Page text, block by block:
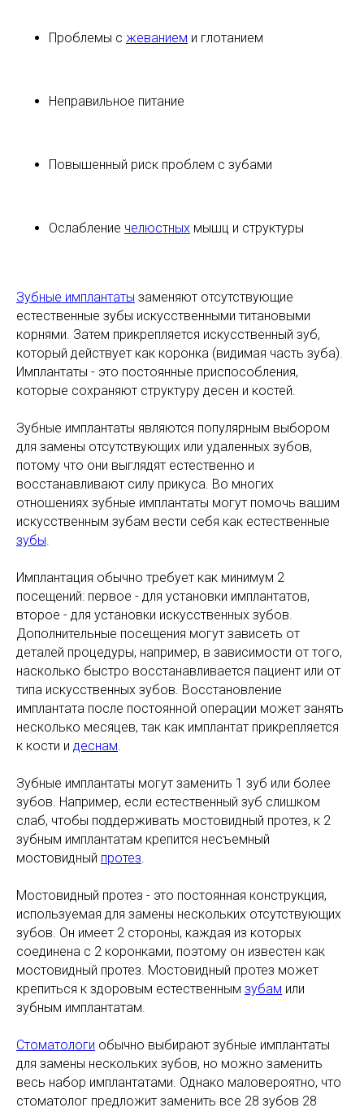
Проблемы с жеванием и глотанием
Неправильное питание
Повышенный риск проблем с зубами
Ослабление челюстных мышц и структуры
Зубные имплантаты заменяют отсутствующие
естественные зубы искусственными титановыми
корнями. Затем прикрепляется искусственный зуб,
который действует как коронка (видимая часть зуба).
Имплантаты - это постоянные приспособления,
которые сохраняют структуру десен и костей.
Зубные имплантаты являются популярным выбором
для замены отсутствующих или удаленных зубов,
потому что они выглядят естественно и
восстанавливают силу прикуса. Во многих
отношениях зубные имплантаты могут помочь вашим
искусственным зубам вести себя как естественные
зубы.
Имплантация обычно требует как минимум 2
посещений: первое - для установки имплантатов,
второе - для установки искусственных зубов.
Дополнительные посещения могут зависеть от
деталей процедуры, например, в зависимости от того,
насколько быстро восстанавливается пациент или от
типа искусственных зубов. Восстановление
имплантата после постоянной операции может занять
несколько месяцев, так как имплантат прикрепляется
к кости и деснам.
Зубные имплантаты могут заменить 1 зуб или более
зубов. Например, если естественный зуб слишком
слаб, чтобы поддерживать мостовидный протез, к 2
зубным имплантатам крепится несъемный
мостовидный протез.
Мостовидный протез - это постоянная конструкция,
используемая для замены нескольких отсутствующих
зубов. Он имеет 2 стороны, каждая из которых
соединена с 2 коронками, поэтому он известен как
мостовидный протез. Мостовидный протез может
крепиться к здоровым естественным зубам или
зубным имплантатам.
Стоматологи обычно выбирают зубные имплантаты
для замены нескольких зубов, но можно заменить
весь набор имплантатами. Однако маловероятно, что
стоматолог предложит заменить все 28 зубов 28